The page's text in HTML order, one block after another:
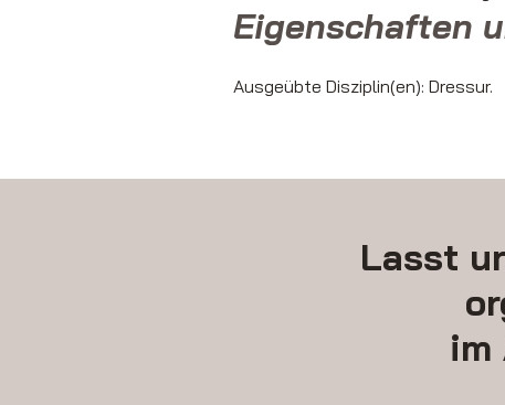
Eigenschaften
Ausgeübte Disziplin(en): Dressur.
Lasst
im